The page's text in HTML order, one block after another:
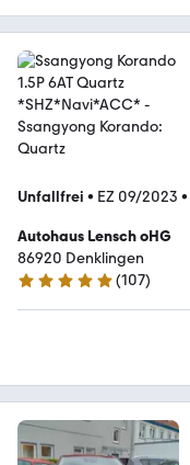
Unfallfrei • EZ 09/2023 •
Autohaus Lensch oHG
86920 Denklingen
5 Sterne
(107)